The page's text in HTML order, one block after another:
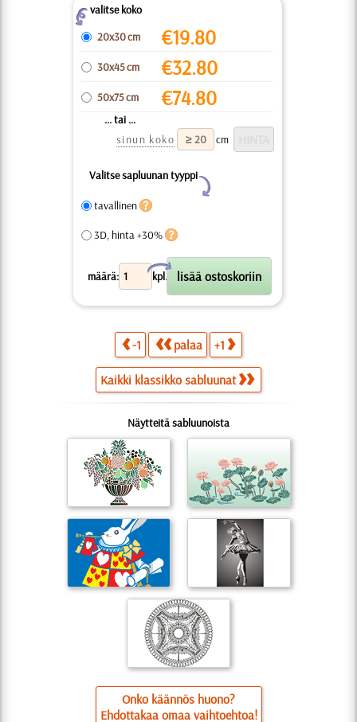
Zvalitse koko
20x30 cm
€19.80
30x45 cm €32.80
50x75 cm €74.80
... tai ...
sinun koko
cm
Valitse sapluunan tyyppi
Y
tavallinen
3D, hinta +30%
määrä: kpl.
X
-1 palaa +1
Kaikki klassikko sabluunat
Näytteitä sabluunoista
Onko käännös huono?
Ehdottakaa omaa vaihtoehtoa!